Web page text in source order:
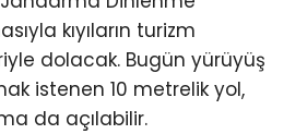
kıyıların turizm
dolacak. Bugün yürüyüş
istenen 10 metrelik yol,
da açılabilir.